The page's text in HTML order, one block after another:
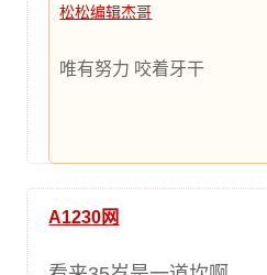
松松编辑杰哥
唯有努力 咬着牙干
A1230网